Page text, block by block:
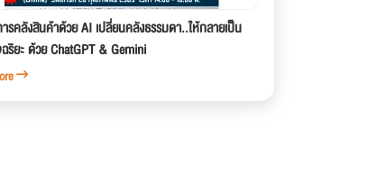
รคลังสินค้าด้วย AI เปลี่ยนคลังธรรมดา..ให้กลายเป็น
ริยะ ด้วย ChatGPT & Gemini